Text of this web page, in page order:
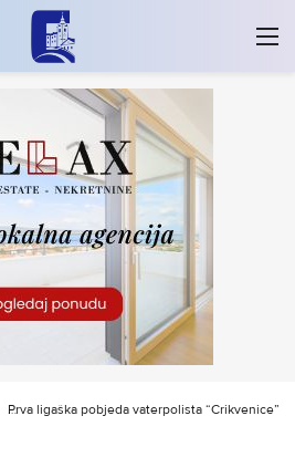
Prva ligaška pobjeda vaterpolista “Crikvenice”